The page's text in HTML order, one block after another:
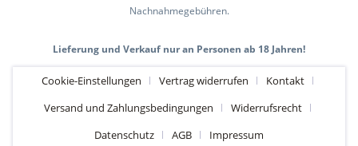
Nachnahmegebühren.
Lieferung und Verkauf nur an Personen ab 18 Jahren!
Cookie-Einstellungen Vertrag widerrufen
Kontakt
Versand und Zahlungsbedingungen
Widerrufsrecht
Datenschutz
AGB Impressum